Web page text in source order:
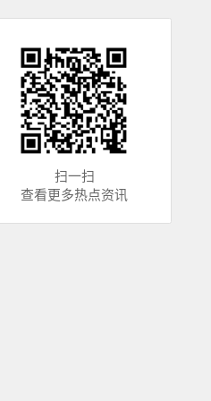
扫一扫
查看更多热点资讯